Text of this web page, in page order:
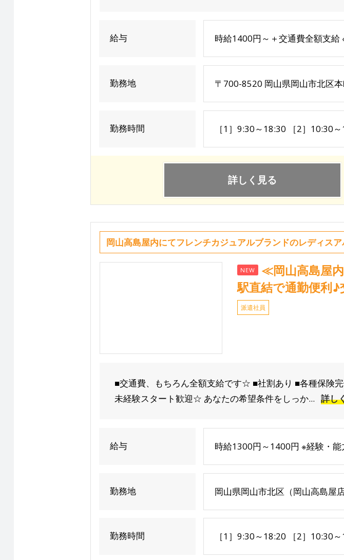
給与 時給1400円～＋交通費全額支給
勤務地 〒700-8520 岡山県岡山市北区
勤務時間 ［1］9:30～18:30 ［2］
詳しく見る
岡山高島屋内にてフレンチカジュアルブランドのレディス
NEW
≪岡山高島屋
駅直結で通勤便利
派遣社員
■交通費、もちろん全額支給です☆ ■社割あり ■各種保険
未経験スタート歓迎☆ あなたの希望条件をしっか... 詳し
給与 時給1300円～1400円 ※経験・
勤務地 岡山県岡山市北区（岡山高島屋店
勤務時間 ［1］9:30～18:20 ［2］10:30